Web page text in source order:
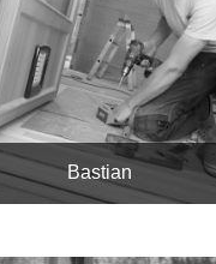
Bastian